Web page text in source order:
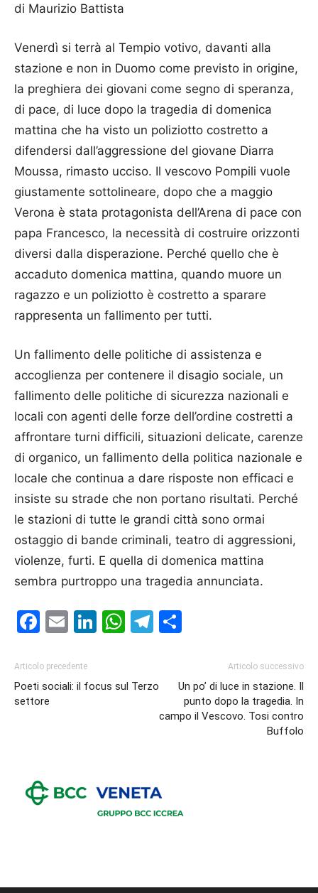
di Maurizio Battista
Venerdì si terrà al Tempio votivo, davanti alla
stazione e non in Duomo come previsto in origine,
la preghiera dei giovani come segno di speranza,
di pace, di luce dopo la tragedia di domenica
mattina che ha visto un poliziotto costretto a
difendersi dall’aggressione del giovane Diarra
Moussa, rimasto ucciso. Il vescovo Pompili vuole
giustamente sottolineare, dopo che a maggio
Verona è stata protagonista dell’Arena di pace con
papa Francesco, la necessità di costruire orizzonti
diversi dalla disperazione. Perché quello che è
accaduto domenica mattina, quando muore un
ragazzo e un poliziotto è costretto a sparare
rappresenta un fallimento per tutti.
Un fallimento delle politiche di assistenza e
accoglienza per contenere il disagio sociale, un
fallimento delle politiche di sicurezza nazionali e
locali con agenti delle forze dell’ordine costretti a
affrontare turni difficili, situazioni delicate, carenze
di organico, un fallimento della politica nazionale e
locale che continua a dare risposte non efficaci e
insiste su strade che non portano risultati. Perché
le stazioni di tutte le grandi città sono ormai
ostaggio di bande criminali, teatro di aggressioni,
violenze, furti. E quella di domenica mattina
sembra purtroppo una tragedia annunciata.
Facebook
EmailLinkedIn
WhatsApp
Telegram
Articolo precedente
Poeti sociali: il focus sul Terzo
settore
Articolo successivo
Un po’ di luce in stazione. Il
punto dopo la tragedia. In
campo il Vescovo. Tosi contro
Buffolo